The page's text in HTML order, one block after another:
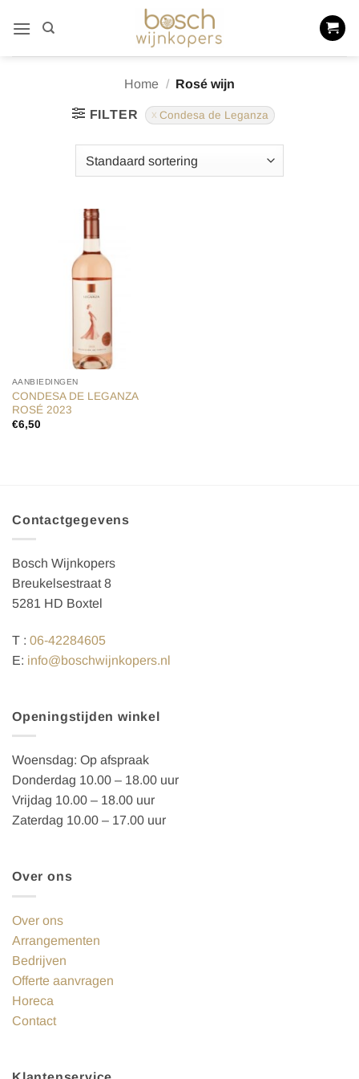
naar
Home / Rosé wijn
FILTER Condesa de Leganza
AANBIEDINGEN
CONDESA DE LEGANZA
ROSÉ 2023
€6,50
Contactgegevens
Bosch Wijnkopers
Breukelsestraat 8
5281 HD Boxtel
T : 06-42284605
E: info@boschwijnkopers.nl
Openingstijden winkel
Woensdag: Op afspraak
Donderdag 10.00 – 18.00 uur
Vrijdag 10.00 – 18.00 uur
Zaterdag 10.00 – 17.00 uur
Over ons
Over ons
Arrangementen
Bedrijven
Offerte aanvragen
Horeca
Contact